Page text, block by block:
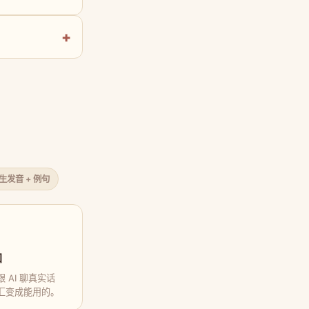
发音 + 例句
AI 聊真实话
成能用的。